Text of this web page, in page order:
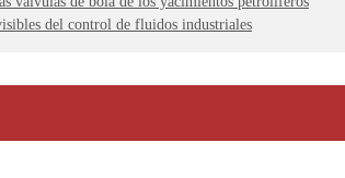
del control de fluidos industriales